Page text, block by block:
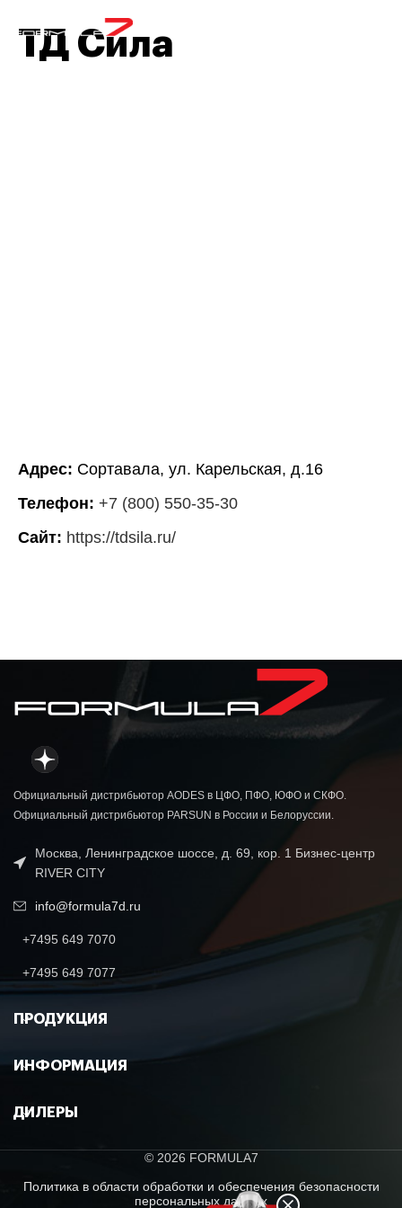
ТД Сила
Адрес: Сортавала, ул. Карельская, д.16
Телефон: +7 (800) 550-35-30
Сайт: https://tdsila.ru/
Официальный дистрибьютор AODES в ЦФО, ПФО, ЮФО и СКФО.
Официальный дистрибьютор PARSUN в России и Белоруссии.
Москва, Ленинградское шоссе, д. 69, кор. 1 Бизнес-центр
RIVER CITY
info@formula7d.ru
+7495 649 7070
+7495 649 7077
ПРОДУКЦИЯ
ИНФОРМАЦИЯ
ДИЛЕРЫ
© 2026 FORMULA7
Политика в области обработки и обеспечения безопасности
персональных данных